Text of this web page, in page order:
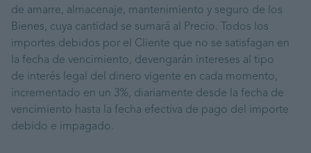
de amarre, almacenaje, mantenimiento y seguro de los
Bienes, cuya cantidad se sumará al Precio. Todos los
importes debidos por el Cliente que no se satisfagan en
la fecha de vencimiento, devengarán intereses al tipo
de interés legal del dinero vigente en cada momento,
incrementado en un 3%, diariamente desde la fecha de
vencimiento hasta la fecha efectiva de pago del importe
debido e impagado.